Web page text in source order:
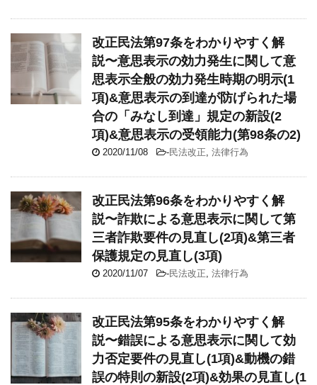
改正民法第97条をわかりやすく解
説〜意思表示の効力発生に関して意
思表示全般の効力発生時期の明示(1
項)&意思表示の到達が防げられた場
合の「みなし到達」規定の新設(2
項)&意思表示の受領能力(第98条の2)
2020/11/08 -民法改正 法律行為
改正民法第96条をわかりやすく解
説〜詐欺による意思表示に関して第
三者詐欺要件の見直し(2項)&第三者
保護規定の見直し(3項)
2020/11/07 -民法改正 法律行為
改正民法第95条をわかりやすく解
説〜錯誤による意思表示に関して効
力否定要件の見直し(1項)&動機の錯
誤の特則の新設(2項)&効果の見直し(1